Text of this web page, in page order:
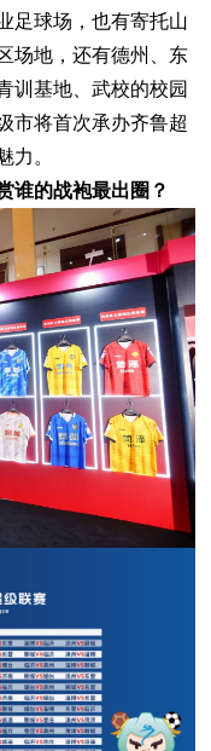
球场，也有寄托山
场地，还有德州、东
训基地、武校的校园
市将首次承办齐鲁超
力。
谁的战袍最出圈？